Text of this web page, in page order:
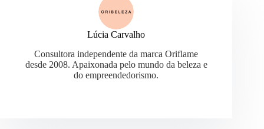
Lúcia Carvalho
Consultora independente da marca Oriflame
desde 2008. Apaixonada pelo mundo da beleza e
do empreendedorismo.